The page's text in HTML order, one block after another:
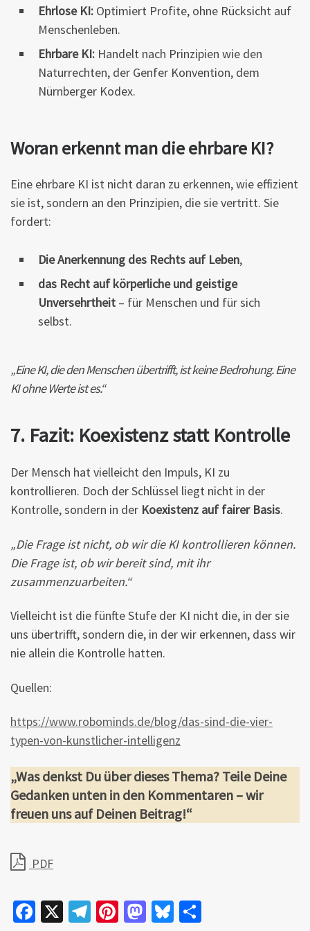
Ehrlose KI: Optimiert Profite, ohne Rücksicht auf
Menschenleben.
Ehrbare KI: Handelt nach Prinzipien wie den
Naturrechten, der Genfer Konvention, dem
Nürnberger Kodex.
Woran erkennt man die ehrbare KI?
Eine ehrbare KI ist nicht daran zu erkennen, wie effizient
sie ist, sondern an den Prinzipien, die sie vertritt. Sie
fordert:
Die Anerkennung des Rechts auf Leben,
das Recht auf körperliche und geistige
Unversehrtheit – für Menschen und für sich
selbst.
„Eine KI, die den Menschen übertrifft, ist keine Bedrohung. Eine
KI ohne Werte ist es.“
7. Fazit: Koexistenz statt Kontrolle
Der Mensch hat vielleicht den Impuls, KI zu
kontrollieren. Doch der Schlüssel liegt nicht in der
Kontrolle, sondern in der Koexistenz auf fairer Basis.
„Die Frage ist nicht, ob wir die KI kontrollieren können.
Die Frage ist, ob wir bereit sind, mit ihr
zusammenzuarbeiten.“
Vielleicht ist die fünfte Stufe der KI nicht die, in der sie
uns übertrifft, sondern die, in der wir erkennen, dass wir
nie allein die Kontrolle hatten.
Quellen:
https://www.robominds.de/blog/das-sind-die-vier-
typen-von-kunstlicher-intelligenz
„Was denkst Du über dieses Thema? Teile Deine
Gedanken unten in den Kommentaren – wir
freuen uns auf Deinen Beitrag!“
PDF
Fa X
Te Pi M Bl